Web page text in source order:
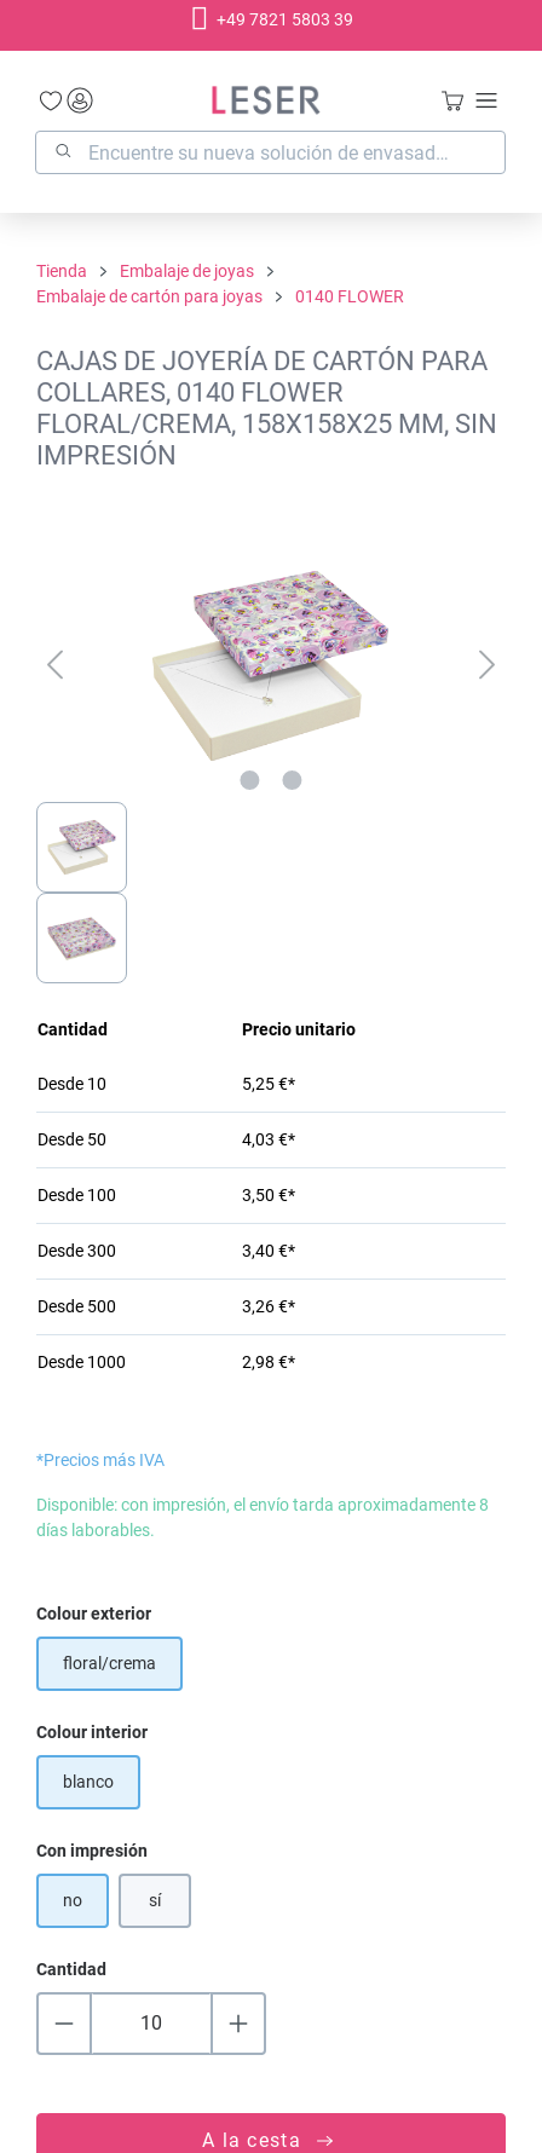
+49 7821 5803 39
Tienda
Embalaje de joyas
Embalaje de cartón para joyas
0140 FLOWER
CAJAS DE JOYERÍA DE CARTÓN PARA
COLLARES, 0140 FLOWER
FLORAL/CREMA, 158X158X25 MM, SIN
IMPRESIÓN
Cantidad Precio unitario
Desde 10 5,25 €*
Desde 50 4,03 €*
Desde 100 3,50 €*
Desde300 3,40 €*
Desde 500 3,26 €*
Desde 1000 2,98 €*
*Precios más IVA
Disponible: con impresión, el envío tarda aproximadamente 8
días laborables.
Seleccione
Colour exterior
floral/crema
Seleccione
Colour interior
blanco
Seleccione
Con impresión
no sí
Cantidad
A la cesta